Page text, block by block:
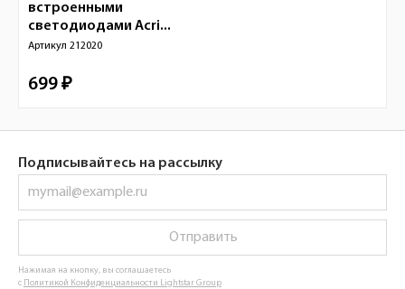
встроенными
светодиодами Acri...
Артикул 212020
699 ₽
Подписывайтесь на рассылку
Отправить
Нажимая на кнопку, вы соглашаетесь
с Политикой Конфиденциальности Lightstar Group